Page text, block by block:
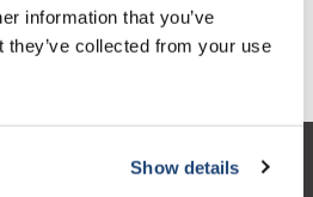
information that you’ve
they’ve collected from your use
Show details